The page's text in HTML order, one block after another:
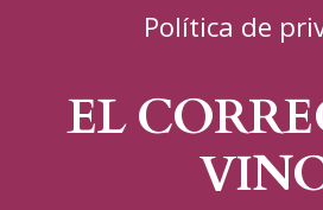
Política de
EL